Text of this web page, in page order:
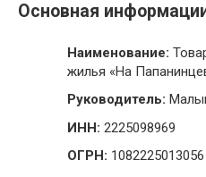
Основная
Наименование:
жилья «На
Руководитель:
ИНН: 2225098969
ОГРН: 1082225013056